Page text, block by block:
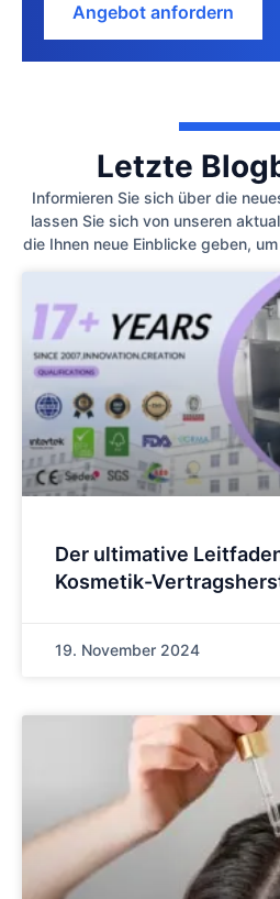
Angebot anfordern
Letzte
Informieren Sie sich über die
lassen Sie sich von unseren
die Ihnen neue Einblicke geben,
Der ultimative
Kosmetik-
19. November 2024